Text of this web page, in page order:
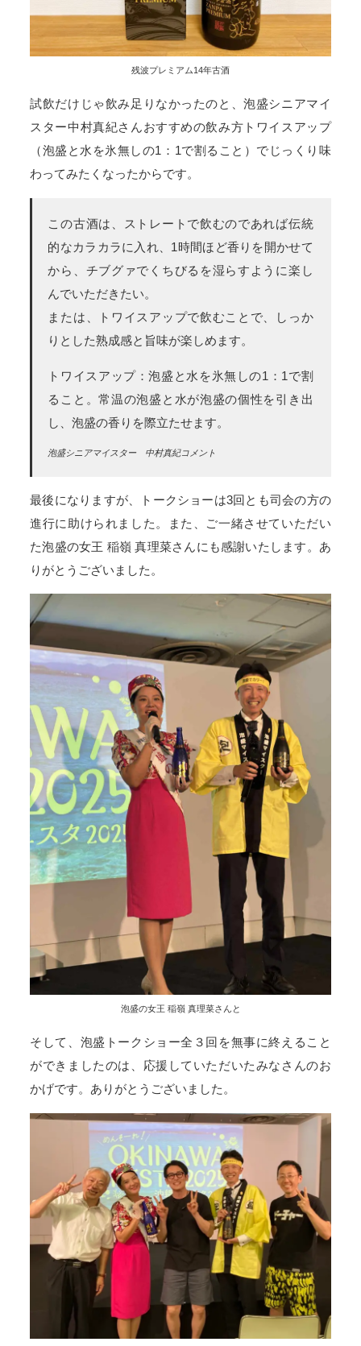
残波プレミアム14年古酒
試飲だけじゃ飲み足りなかったのと、泡盛シニアマイ
スター中村真紀さんおすすめの飲み方トワイスアップ
（泡盛と水を氷無しの1：1で割ること）でじっくり味
わってみたくなったからです。
この古酒は、ストレートで飲むのであれば伝統
的なカラカラに入れ、1時間ほど香りを開かせて
から、チブグァでくちびるを湿らすように楽し
んでいただきたい。
または、トワイスアップで飲むことで、しっか
りとした熟成感と旨味が楽しめます。
トワイスアップ：泡盛と水を氷無しの1：1で割
ること。常温の泡盛と水が泡盛の個性を引き出
し、泡盛の香りを際立たせます。
泡盛シニアマイスター 中村真紀コメント
最後になりますが、トークショーは3回とも司会の方の
進行に助けられました。また、ご一緒させていただい
た泡盛の女王 稲嶺 真理菜さんにも感謝いたします。あ
りがとうございました。
泡盛の女王 稲嶺 真理菜さんと
そして、泡盛トークショー全３回を無事に終えること
ができましたのは、応援していただいたみなさんのお
かげです。ありがとうございました。